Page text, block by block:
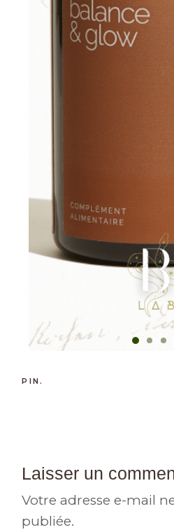
PIN.
Laisser un
Votre adresse e-mail
publiée.